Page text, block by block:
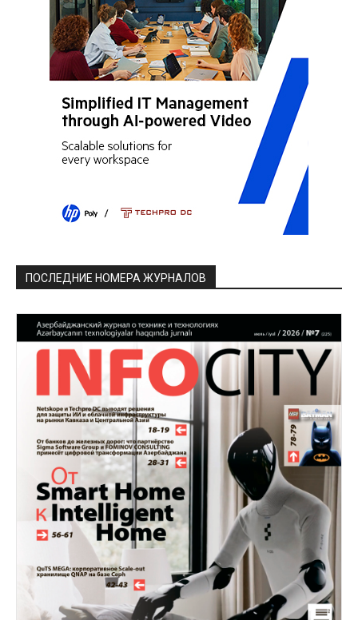
ПОСЛЕДНИЕ НОМЕРА ЖУРНАЛОВ